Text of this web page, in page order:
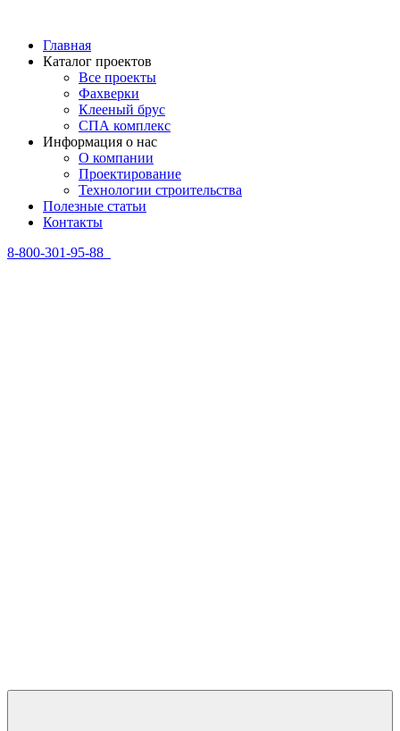
Главная
Каталог проектов
Все проекты
Фахверки
Клееный брус
СПА комплекс
Информация о нас
О компании
Проектирование
Технологии строительства
Полезные статьи
Контакты
8-800-301-95-88